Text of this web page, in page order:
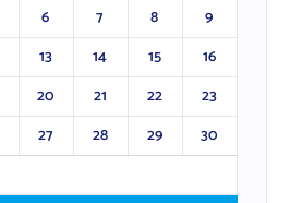
6 7 8
9
13 14 15
16
20 21 22
23
27 28 29
30